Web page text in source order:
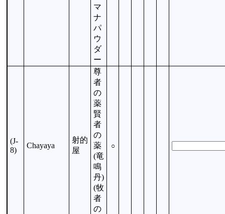
マ
ナ
パ
ウ
ダ
ー
(J-
8)
Chayaya
射的
屋
尊
者
の
薬
賢
者
の
薬
(竜
鳴
丹)
(牧
者
の
○